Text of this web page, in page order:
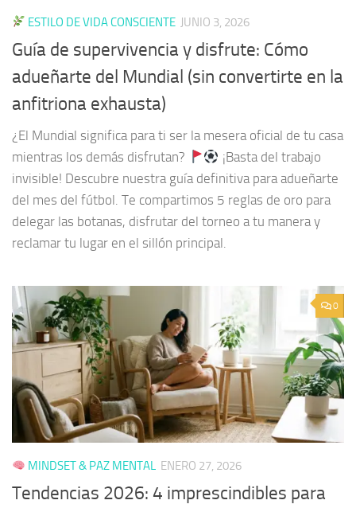
ESTILO DE VIDA CONSCIENTE JUNIO 3, 2026
Guía de supervivencia y disfrute: Cómo
adueñarte del Mundial (sin convertirte en la
anfitriona exhausta)
¿El Mundial significa para ti ser la mesera oficial de tu casa
mientras los demás disfrutan?
¡Basta del trabajo
invisible! Descubre nuestra guía definitiva para adueñarte
del mes del fútbol. Te compartimos 5 reglas de oro para
delegar las botanas, disfrutar del torneo a tu manera y
reclamar tu lugar en el sillón principal.
0
MINDSET & PAZ MENTAL ENERO 27, 2026
Tendencias 2026: 4 imprescindibles para